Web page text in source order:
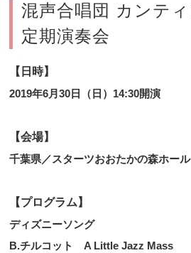
混声合唱団 カンテ
定期演奏会
【日時】
2019年6月30日（日）14:30開演
【会場】
千葉県／スターツおおたかの森ホール
【プログラム】
ディズニーソング
B.チルコット A Little Jazz Mass